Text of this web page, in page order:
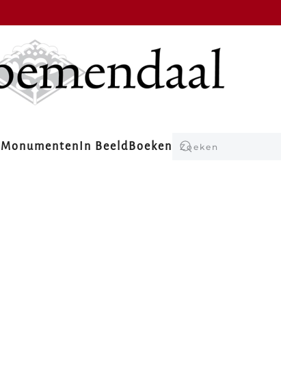
Monumenten In Beeld Boeken